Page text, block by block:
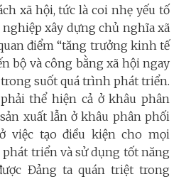
xã hội, tức là coi nhẹ yếu tố
xây dựng chủ nghĩa xã
điểm “tăng trưởng kinh tế
bộ và công bằng xã hội ngay
suốt quá trình phát triển.
thể hiện cả ở khâu phân
xuất lẫn ở khâu phân phối
việc tạo điều kiện cho mọi
phát triển và sử dụng tốt năng
Đảng ta quán triệt trong